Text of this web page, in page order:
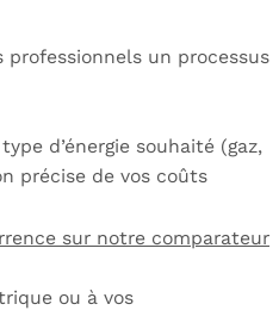
professionnels un processus
d’énergie souhaité (gaz,
précise de vos coûts
sur notre comparateur
ou à vos